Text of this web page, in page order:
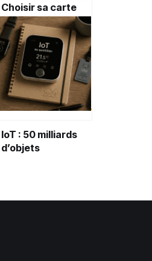
Choisir sa carte
mère : 3 erreurs
fatales qui brident
les performances
de votre PC
IoT : 50 milliards
d’objets
l’automatisation